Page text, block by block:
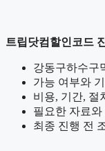
트립닷컴할인코드
강동구하수구
가능 여부와
비용, 기간, 절
필요한 자료
최종 진행 전